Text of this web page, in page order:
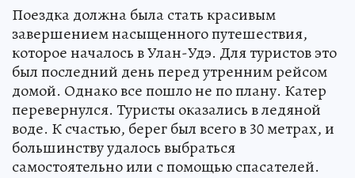
Поездка должна была стать красивым
завершением насыщенного путешествия,
которое началось в Улан-Удэ. Для туристов это
был последний день перед утренним рейсом
домой. Однако все пошло не по плану. Катер
перевернулся. Туристы оказались в ледяной
воде. К счастью, берег был всего в 30 метрах, и
большинству удалось выбраться
самостоятельно или с помощью спасателей.